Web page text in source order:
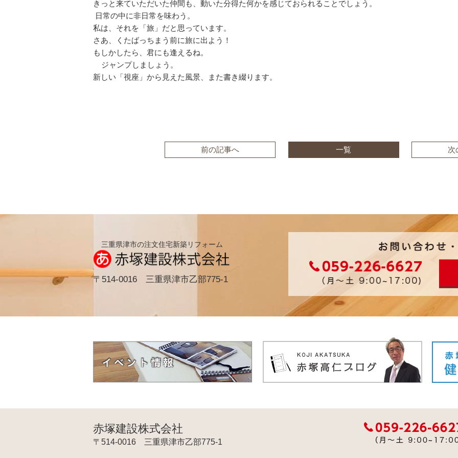
きっと来ていただいた仲間も、動いた分得た何かを感じておられることでしょう。
日常の中に非日常を味わう。
私は、それを「旅」だと思っています。
さあ、くたばっちまう前に旅に出よう！
もしかしたら、君にも逢えるね。
ジャンプしましょう。
新しい「視座」から見えた風景、また書き綴ります。
前の記事へ 一覧 次
三重県津市の注文住宅新築リフォーム
〒514-0016 三重県津市乙部775-1
赤塚建設株式会社
〒514-0016 三重県津市乙部775-1